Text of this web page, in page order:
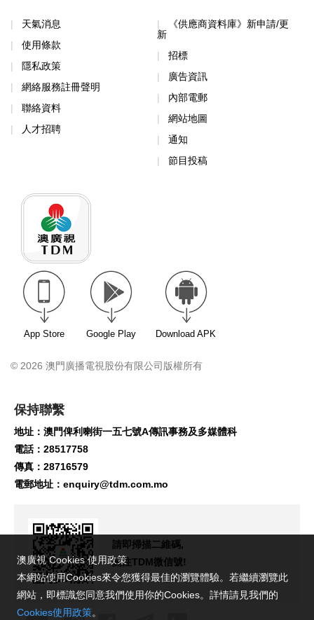
天氣消息
使用條款
隱私政策
網絡服務註冊聲明
聯絡資料
人才招聘
《供應商資料庫》新申請/更
新
招標
廣告資訊
內部電郵
網站地圖
通知
節目投稿
App Store Google Play Download APK
© 2026 澳門廣播電視股份有限公司版權所有
保持聯繫
地址：澳門俾利喇街一五七號A傳訊事務及多媒體科
電話：28517758
傳真：28716579
電郵地址： enquiry@tdm.com.mo
請即掃描二維碼,
關注TDM微信號!
澳廣視 Cookies 使用政策
本網站使用Cookies來令您獲得最佳的瀏覽體驗。若繼續瀏覽此
網站，即標識您同意我們使用你的Cookies。詳情請見我們的
Cookies使用政策。